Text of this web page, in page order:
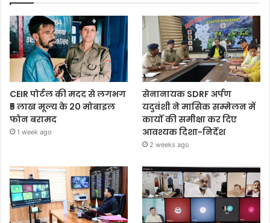
CEIR पोर्टल की मदद से लगभग
₹5 लाख मूल्य के 20 मोबाइल
फोन बरामद
1 week ago
सेनानायक SDRF अर्पण
यदुवंशी ने मासिक सम्मेलन में
कार्यों की समीक्षा कर दिए
आवश्यक दिशा-निर्देश
2 weeks ago